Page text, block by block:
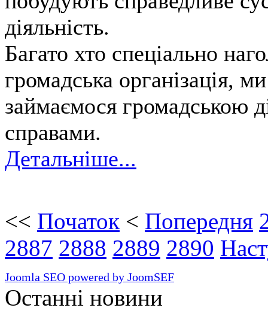
діяльність.
Багато хто спеціально
громадська організація,
займаємося громадською
справами.
Детальніше...
<< Початок < Попередня
2887 2888 2889 2890
Joomla SEO powered by JoomSEF
Останні новини